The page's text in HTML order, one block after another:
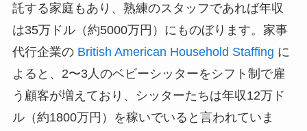
託する家庭もあり、熟練のスタッフであれば年収
は35万ドル（約5000万円）にものぼります。家事
代行企業の British American Household Staffing に
よると、2〜3人のベビーシッターをシフト制で雇
う顧客が増えており、シッターたちは年収12万ド
ル（約1800万円）を稼いでいると言われていま